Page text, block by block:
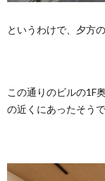
というわけで、夕方
この通りのビルの1F
の近くにあったそう